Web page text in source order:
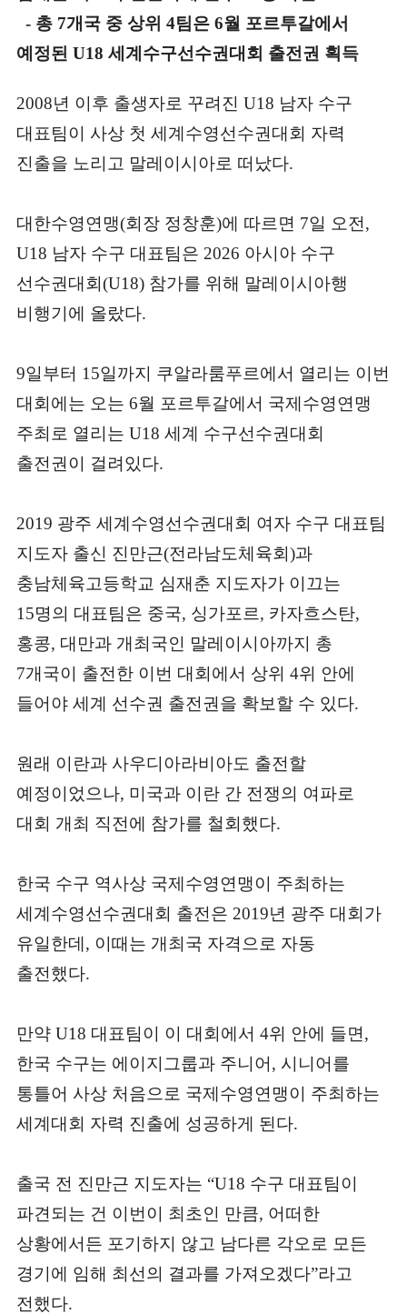
- 총 7개국 중 상위 4팀은 6월 포르투갈에서
예정된 U18 세계수구선수권대회 출전권 획득
2008년 이후 출생자로 꾸려진 U18 남자 수구
대표팀이 사상 첫 세계수영선수권대회 자력
진출을 노리고 말레이시아로 떠났다.
대한수영연맹(회장 정창훈)에 따르면 7일 오전,
U18 남자 수구 대표팀은 2026 아시아 수구
선수권대회(U18) 참가를 위해 말레이시아행
비행기에 올랐다.
9일부터 15일까지 쿠알라룸푸르에서 열리는 이번
대회에는 오는 6월 포르투갈에서 국제수영연맹
주최로 열리는 U18 세계 수구선수권대회
출전권이 걸려있다.
2019 광주 세계수영선수권대회 여자 수구 대표팀
지도자 출신 진만근(전라남도체육회)과
충남체육고등학교 심재춘 지도자가 이끄는
15명의 대표팀은 중국, 싱가포르, 카자흐스탄,
홍콩, 대만과 개최국인 말레이시아까지 총
7개국이 출전한 이번 대회에서 상위 4위 안에
들어야 세계 선수권 출전권을 확보할 수 있다.
원래 이란과 사우디아라비아도 출전할
예정이었으나, 미국과 이란 간 전쟁의 여파로
대회 개최 직전에 참가를 철회했다.
한국 수구 역사상 국제수영연맹이 주최하는
세계수영선수권대회 출전은 2019년 광주 대회가
유일한데, 이때는 개최국 자격으로 자동
출전했다.
만약 U18 대표팀이 이 대회에서 4위 안에 들면,
한국 수구는 에이지그룹과 주니어, 시니어를
통틀어 사상 처음으로 국제수영연맹이 주최하는
세계대회 자력 진출에 성공하게 된다.
출국 전 진만근 지도자는 “U18 수구 대표팀이
파견되는 건 이번이 최초인 만큼, 어떠한
상황에서든 포기하지 않고 남다른 각오로 모든
경기에 임해 최선의 결과를 가져오겠다”라고
전했다.